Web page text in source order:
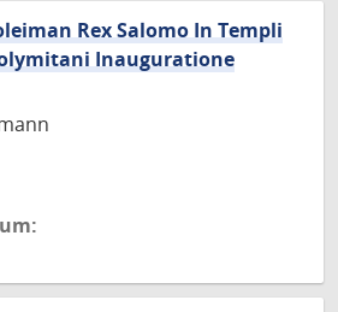
Rex Salomo In Templi
Inauguratione